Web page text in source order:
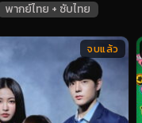
พากย์ไทย + ซับไทย
จบแล้ว